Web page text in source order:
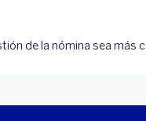
de la nómina sea